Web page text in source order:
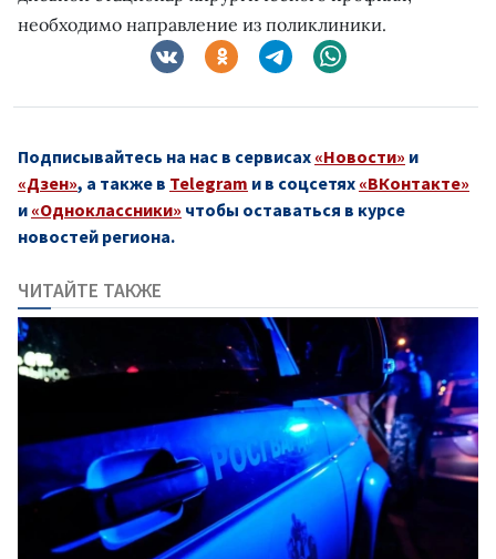
необходимо направление из поликлиники.
Подписывайтесь на нас в сервисах «Новости» и
«Дзен», а также в Telegram и в соцсетях «ВКонтакте»
и «Одноклассники» чтобы оставаться в курсе
новостей региона.
ЧИТАЙТЕ ТАКЖЕ